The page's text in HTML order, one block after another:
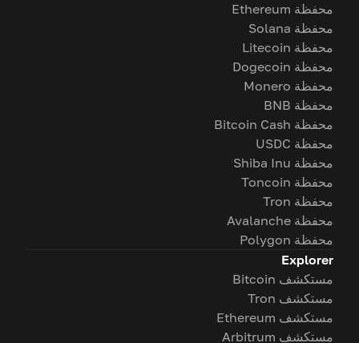
محفظة Ethereum
محفظة Solana
محفظة Litecoin
محفظة Dogecoin
محفظة Monero
محفظة BNB
محفظة Bitcoin Cash
محفظة USDC
محفظة Shiba Inu
محفظة Toncoin
محفظة Tron
محفظة Avalanche
محفظة Polygon
Explorer
مستكشف Bitcoin
مستكشف Tron
مستكشف Ethereum
مستكشف Arbitrum